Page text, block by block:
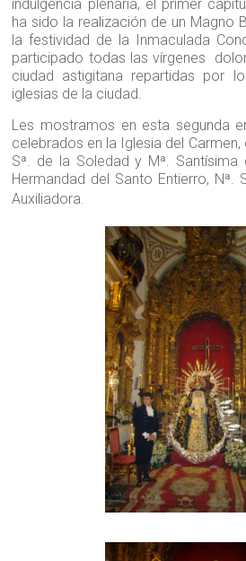
indulgencia plenaria, el primer
ha sido la realización de un Magno
la festividad de la Inmaculada
participado todas las vírgenes
ciudad astigitana repartidas por
iglesias de la ciudad.
Les mostramos en esta segunda
celebrados en la Iglesia del
Sª. de la Soledad y Mª.
Hermandad del Santo Entierro, Nª.
Auxiliadora.